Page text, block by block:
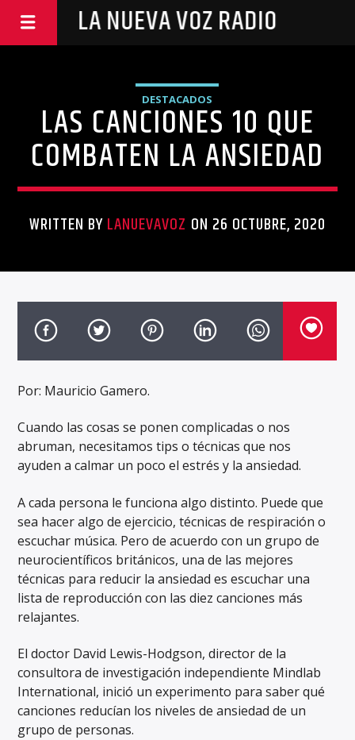
LA NUEVA VOZ RADIO
DESTACADOS
LAS CANCIONES 10 QUE
COMBATEN LA ANSIEDAD
WRITTEN BYLANUEVAVOZ ON 26 OCTUBRE, 2020
Por: Mauricio Gamero.
Cuando las cosas se ponen complicadas o nos
abruman, necesitamos tips o técnicas que nos
ayuden a calmar un poco el estrés y la ansiedad.
A cada persona le funciona algo distinto. Puede que
sea hacer algo de ejercicio, técnicas de respiración o
escuchar música. Pero de acuerdo con un grupo de
neurocientíficos británicos, una de las mejores
técnicas para reducir la ansiedad es escuchar una
lista de reproducción con las diez canciones más
relajantes.
El doctor David Lewis-Hodgson, director de la
consultora de investigación independiente Mindlab
International, inició un experimento para saber qué
canciones reducían los niveles de ansiedad de un
grupo de personas.